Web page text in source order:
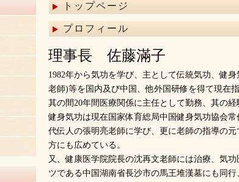
トップページ
プロフィール
理事長 佐藤滿子
1982年から気功を学び、主として伝統気功、健
老師)等を国内及び中国、他外国研修を得て現在指
其の間20年間医療関係に主任として勤務、其の
健身気功は現在国家体育総局中国健身気功協会
代伝人の張明亮老師に学び、更に老師の指導の
方にも広めている。
又、健康医学院院長の沈再文老師には治療、気
ツである中国湖南省長沙市の馬王堆漢墓にも同行